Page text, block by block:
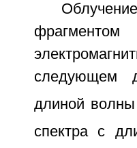
следующем
длиной
спектра с